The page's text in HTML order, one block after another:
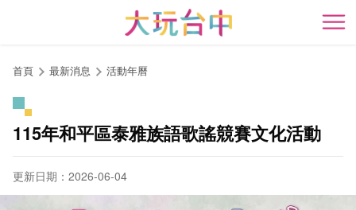
開
首頁 最新消息 活動年曆
115年和平區泰雅族語歌謠競賽文化活動
更新日期：2026-06-04